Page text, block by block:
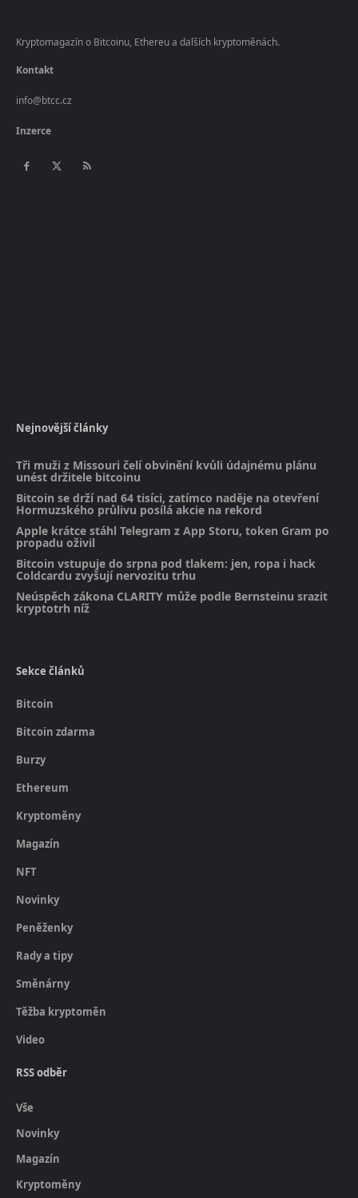
Kryptomagazín o Bitcoinu, Ethereu a dalších kryptoměnách.
Kontakt
info@btcc.cz
Inzerce
Nejnovější články
Tři muži z Missouri čelí obvinění kvůli údajnému plánu
unést držitele bitcoinu
Bitcoin se drží nad 64 tisíci, zatímco naděje na otevření
Hormuzského průlivu posílá akcie na rekord
Apple krátce stáhl Telegram z App Storu, token Gram po
propadu oživil
Bitcoin vstupuje do srpna pod tlakem: jen, ropa i hack
Coldcardu zvyšují nervozitu trhu
Neúspěch zákona CLARITY může podle Bernsteinu srazit
kryptotrh níž
Sekce článků
Bitcoin
Bitcoin zdarma
Burzy
Ethereum
Kryptoměny
Magazín
NFT
Novinky
Peněženky
Rady a tipy
Směnárny
Těžba kryptoměn
Video
RSS odběr
Vše
Novinky
Magazín
Kryptoměny